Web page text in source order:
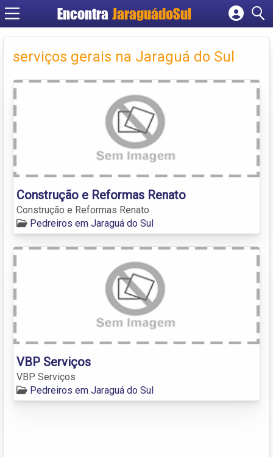
Encontra JaraguádoSul
Cadastrar empresa
Criar conta
serviços gerais na Jaraguá do Sul
Construção e Reformas Renato
Construção e Reformas Renato
Pedreiros em Jaraguá do Sul
VBP Serviços
VBP Serviços
Pedreiros em Jaraguá do Sul